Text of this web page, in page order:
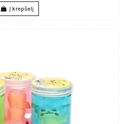
Į krepšelį